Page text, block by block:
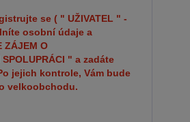
se ( " UŽIVATEL " -
osobní údaje a
ZÁJEM O
SPOLUPRÁCI " a zadáte
jejich kontrole, Vám bude
velkoobchodu.